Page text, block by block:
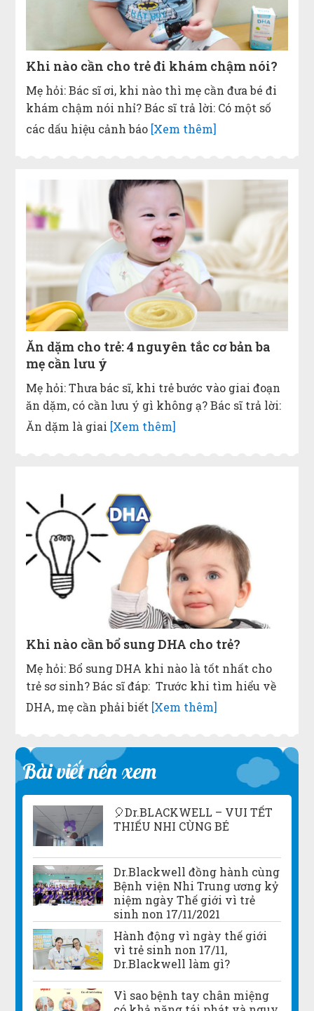
Khi nào cần cho trẻ đi khám chậm nói?
Mẹ hỏi: Bác sĩ ơi, khi nào thì mẹ cần đưa bé đi
khám chậm nói nhỉ? Bác sĩ trả lời: Có một số
các dấu hiệu cảnh báo [Xem thêm]
Ăn dặm cho trẻ: 4 nguyên tắc cơ bản ba
mẹ cần lưu ý
Mẹ hỏi: Thưa bác sĩ, khi trẻ bước vào giai đoạn
ăn dặm, có cần lưu ý gì không ạ? Bác sĩ trả lời:
Ăn dặm là giai [Xem thêm]
Khi nào cần bổ sung DHA cho trẻ?
Mẹ hỏi: Bổ sung DHA khi nào là tốt nhất cho
trẻ sơ sinh? Bác sĩ đáp: Trước khi tìm hiểu về
DHA, mẹ cần phải biết [Xem thêm]
Bài viết nên xem
🎈Dr.BLACKWELL – VUI TẾT
THIẾU NHI CÙNG BÉ
Dr.Blackwell đồng hành cùng
Bệnh viện Nhi Trung ương kỷ
niệm ngày Thế giới vì trẻ
sinh non 17/11/2021
Hành động vì ngày thế giới
vì trẻ sinh non 17/11,
Dr.Blackwell làm gì?
Vì sao bệnh tay chân miệng